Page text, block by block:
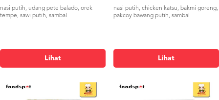
nasi putih, udang pete balado, orek
tempe, sawi putih, sambal
Lihat
nasi putih, chicken katsu, bakmi goreng,
pakcoy bawang putih, sambal
Lihat